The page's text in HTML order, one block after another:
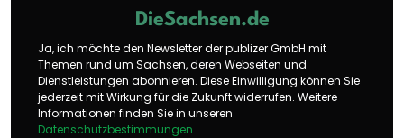
DieSachsen.de
Ja, ich möchte den Newsletter der publizer GmbH mit
Themen rund um Sachsen, deren Webseiten und
Dienstleistungen abonnieren. Diese Einwilligung können Sie
jederzeit mit Wirkung für die Zukunft widerrufen. Weitere
Informationen finden Sie in unseren
Datenschutzbestimmungen.